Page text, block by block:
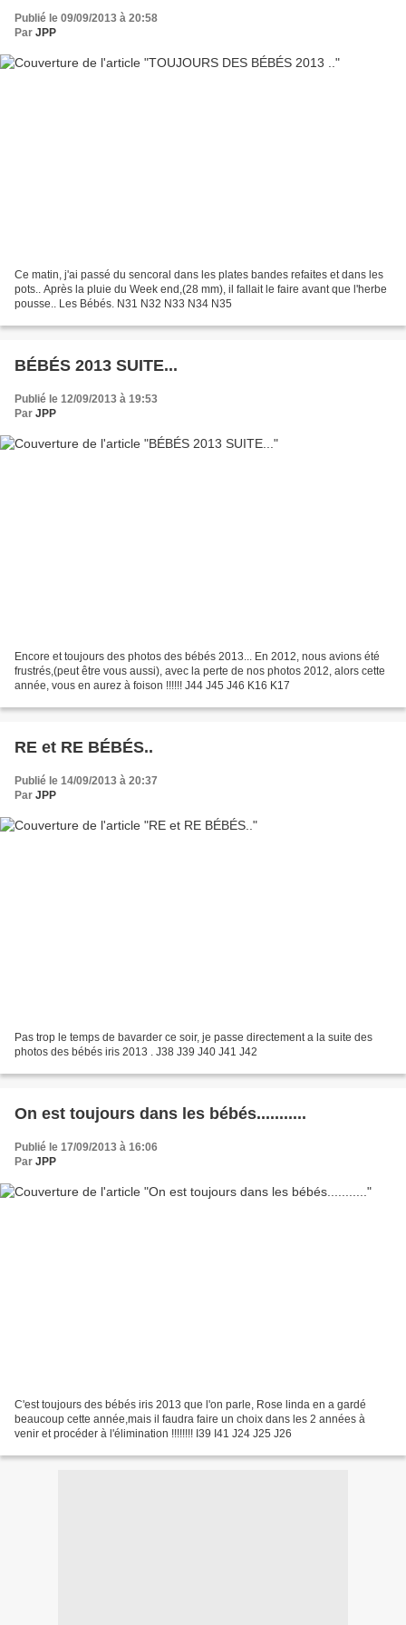
Publié le 09/09/2013 à 20:58
Par JPP
Ce matin, j'ai passé du sencoral dans les plates bandes refaites et dans les
pots.. Après la pluie du Week end,(28 mm), il fallait le faire avant que l'herbe
pousse.. Les Bébés. N31 N32 N33 N34 N35
BÉBÉS 2013 SUITE...
Publié le 12/09/2013 à 19:53
Par JPP
Encore et toujours des photos des bébés 2013... En 2012, nous avions été
frustrés,(peut être vous aussi), avec la perte de nos photos 2012, alors cette
année, vous en aurez à foison !!!!!! J44 J45 J46 K16 K17
RE et RE BÉBÉS..
Publié le 14/09/2013 à 20:37
Par JPP
Pas trop le temps de bavarder ce soir, je passe directement a la suite des
photos des bébés iris 2013 . J38 J39 J40 J41 J42
On est toujours dans les bébés...........
Publié le 17/09/2013 à 16:06
Par JPP
C'est toujours des bébés iris 2013 que l'on parle, Rose linda en a gardé
beaucoup cette année,mais il faudra faire un choix dans les 2 années à
venir et procéder à l'élimination !!!!!!!! I39 I41 J24 J25 J26